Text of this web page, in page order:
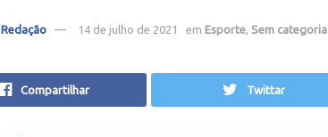
Redação 14 de julho de 2021 em Esporte Sem categoria
Compartilhar Twittar